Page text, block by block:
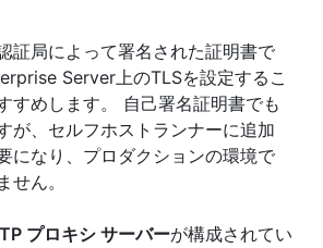
証局によって署名された証明書で
Server上のTLSを設定するこ
すめします。 自己署名証明書でも
が、セルフホストランナーに追加
になり、プロダクションの環境で
せん。
プロキシ サーバーが構成されてい